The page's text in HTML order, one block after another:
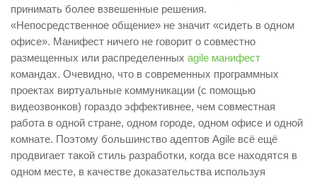
принимать более взвешенные решения.
«Непосредственное общение» не значит «сидеть в одном
офисе». Манифест ничего не говорит о совместно
размещенных или распределенных agile манифест
командах. Очевидно, что в современных программных
проектах виртуальные коммуникации (c помощью
видеозвонков) гораздо эффективнее, чем совместная
работа в одной стране, одном городе, одном офисе и одной
комнате. Поэтому большинство адептов Agile всё ещё
продвигает такой стиль разработки, когда все находятся в
одном месте, в качестве доказательства используя